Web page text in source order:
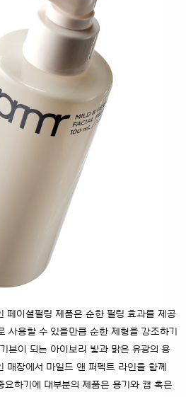
페이셜필링 제품은 순한 필링 효과를 제공
사용할 수 있을만큼 순한 제형을 강조하기
본이 되는 아이보리 빛과 맑은 유광의 용
매장에서 마일드 앤 퍼펙트 라인을 함께
하기에 대부분의 제품은 용기와 캡 혹은